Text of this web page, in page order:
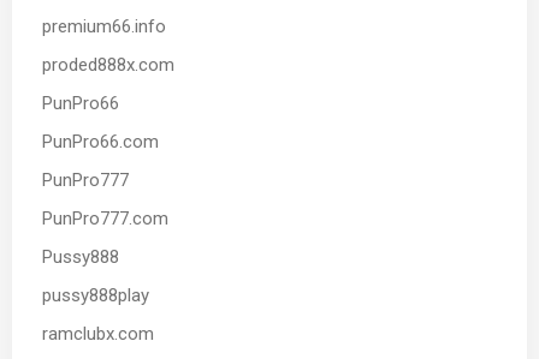
premium66.info
proded888x.com
PunPro66
PunPro66.com
PunPro777
PunPro777.com
Pussy888
pussy888play
ramclubx.com